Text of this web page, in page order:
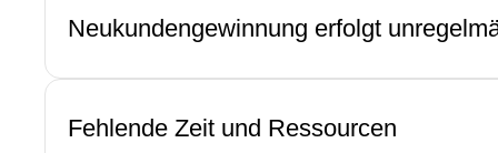
Neukundengewinnung erfolgt
Fehlende Zeit und Ressourcen